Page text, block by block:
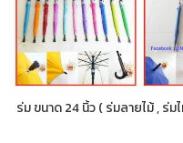
ร่ม ขนาด 24 นิ้ว ( ร่มลายไม้ , ร่ม